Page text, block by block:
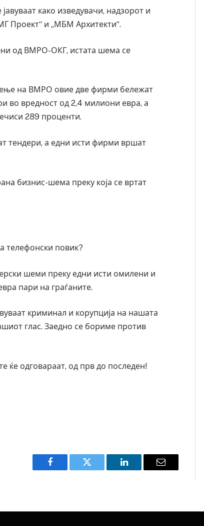
како изведувачи, надзорот и
Проект“ и „МБМ Архитекти“.
од ВМРО-ОКГ, истата шема се
на ВМРО овие две фирми бележат
во вредност од 2,4 милиони евра, а
289 проценти.
тендери, а едни исти фирми вршат
бизнис-шема преку која се вртат
телефонски повик?
шеми преку едни исти омилени и
пари на граѓаните.
криминал и корупција на нашата
глас. Заедно се бориме против
ќе одговараат, од прв до последен!
Facebook Twitter LinkedIn Email
Грција: Горат Парос, Андрос, Калимнос, Крит, …